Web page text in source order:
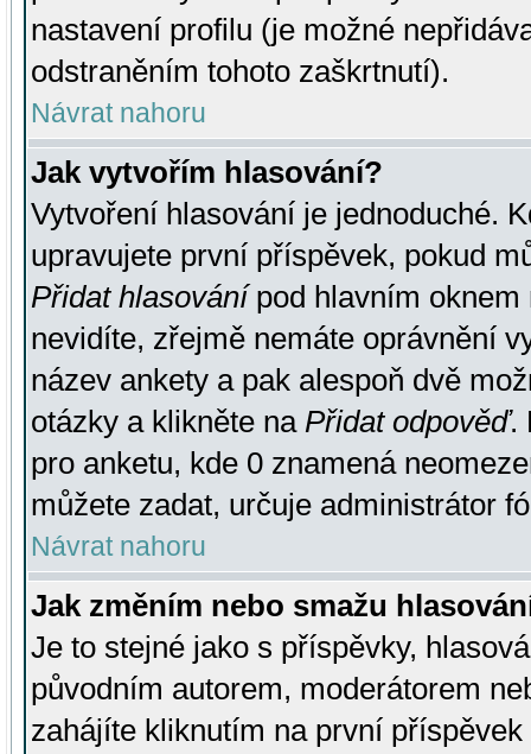
nastavení profilu (je možné
odstraněním tohoto zaškrtnutí).
Návrat nahoru
Jak vytvořím hlasování?
Vytvoření hlasování je jednoduché.
upravujete první příspěvek, pokud
Přidat hlasovánípod hlavním oknem
nevidíte, zřejmě nemáte oprávnění
název ankety a pak alespoň dvě
otázky a klikněte na Přidat odpověď.
pro anketu, kde 0 znamená
můžete zadat, určuje administrátor
Návrat nahoru
Jak změním nebo smažu
Je to stejné jako s příspěvky,
původním autorem, moderátorem
zahájíte kliknutím na první